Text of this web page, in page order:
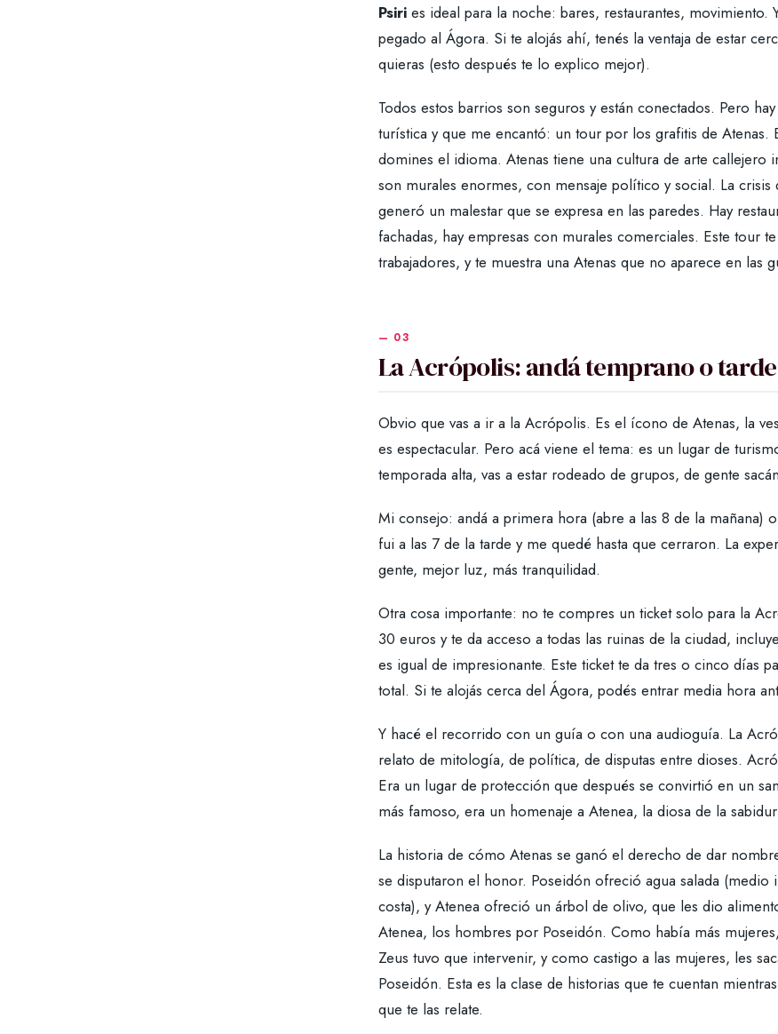
Psiri es ideal para la noche: bares, restaurantes, movimiento.
pegado al Ágora. Si te alojás ahí, tenés la ventaja de estar
quieras (esto después te lo explico mejor).
Todos estos barrios son seguros y están conectados. Pero
turística y que me encantó: un tour por los grafitis de
domines el idioma. Atenas tiene una cultura de arte callejero
son murales enormes, con mensaje político y social. La
generó un malestar que se expresa en las paredes. Hay
fachadas, hay empresas con murales comerciales. Este tour
trabajadores, y te muestra una Atenas que no aparece en las
La Acrópolis: andá temprano o
Obvio que vas a ir a la Acrópolis. Es el ícono de Atenas, la
es espectacular. Pero acá viene el tema: es un lugar de
temporada alta, vas a estar rodeado de grupos, de gente
Mi consejo: andá a primera hora (abre a las 8 de la mañana)
fui a las 7 de la tarde y me quedé hasta que cerraron. La
gente, mejor luz, más tranquilidad.
Otra cosa importante: no te compres un ticket solo para la
30 euros y te da acceso a todas las ruinas de la ciudad,
es igual de impresionante. Este ticket te da tres o cinco días
total. Si te alojás cerca del Ágora, podés entrar media hora
Y hacé el recorrido con un guía o con una audioguía. La
relato de mitología, de política, de disputas entre dioses.
Era un lugar de protección que después se convirtió en un
más famoso, era un homenaje a Atenea, la diosa de la
La historia de cómo Atenas se ganó el derecho de dar
se disputaron el honor. Poseidón ofreció agua salada (medio
costa), y Atenea ofreció un árbol de olivo, que les dio
Atenea, los hombres por Poseidón. Como había más
Zeus tuvo que intervenir, y como castigo a las mujeres, les
Poseidón. Esta es la clase de historias que te cuentan
que te las relate.